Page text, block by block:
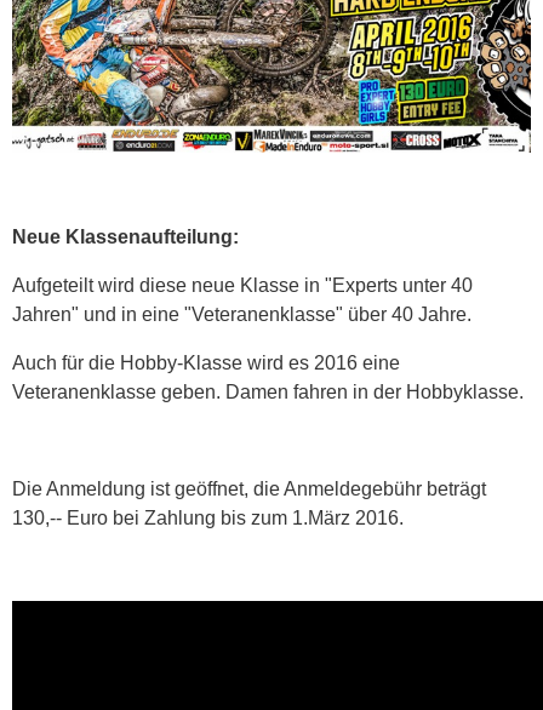
Neue Klassenaufteilung:
Aufgeteilt wird diese neue Klasse in "Experts unter 40
Jahren" und in eine "Veteranenklasse" über 40 Jahre.
Auch für die Hobby-Klasse wird es 2016 eine
Veteranenklasse geben. Damen fahren in der Hobbyklasse.
Die Anmeldung ist geöffnet, die Anmeldegebühr beträgt
130,-- Euro bei Zahlung bis zum 1.März 2016.